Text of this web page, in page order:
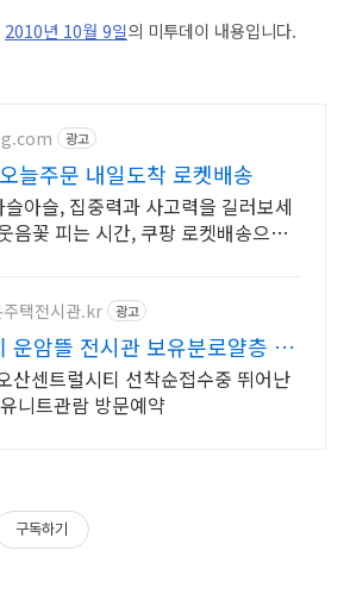
2010년 10월 9일의 미투데이 내용입니다.
광고
늘주문 내일도착 로켓배송
아슬, 집중력과 사고력을 길러보세
음꽃 피는 시간, 쿠팡 로켓배송으로
택전시관.kr 광고
운암뜰 전시관 보유분로얄층 특
산센트럴시티 선착순접수중 뛰어난
니트관람 방문예약
구독하기